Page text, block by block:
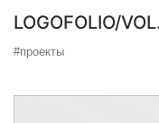
LOGOFOLIO/
#проекты